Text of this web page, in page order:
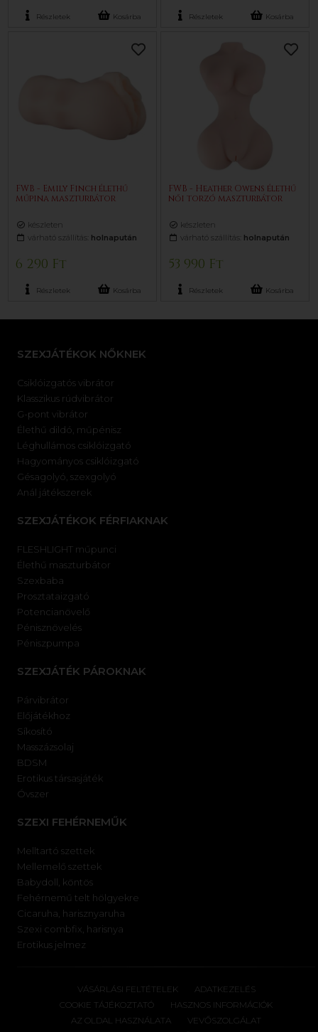
Részletek Kosárba Részletek Kosárba
FWB - Emily Finch élethű
műpina maszturbátor
készleten
várható szállítás: holnapután
6 290 Ft
Részletek Kosárba
FWB - Heather Owens élethű
női torzó maszturbátor
készleten
várható szállítás: holnapután
53 990 Ft
Részletek Kosárba
SZEXJÁTÉKOK NŐKNEK
Csiklóizgatós vibrátor
Klasszikus rúdvibrátor
G-pont vibrátor
Élethű dildó, műpénisz
Léghullámos csiklóizgató
Hagyományos csiklóizgató
Gésagolyó, szexgolyó
Anál játékszerek
SZEXJÁTÉKOK FÉRFIAKNAK
FLESHLIGHT műpunci
Élethű maszturbátor
Szexbaba
Prosztataizgató
Potencianövelő
Pénisznövelés
Péniszpumpa
SZEXJÁTÉK PÁROKNAK
Párvibrátor
Előjátékhoz
Síkosító
Masszázsolaj
BDSM
Erotikus társasjáték
Óvszer
SZEXI FEHÉRNEMŰK
Melltartó szettek
Mellemelő szettek
Babydoll, köntös
Fehérnemű telt hölgyekre
Cicaruha, harisznyaruha
Szexi combfix, harisnya
Erotikus jelmez
VÁSÁRLÁSI FELTÉTELEK
ADATKEZELÉS
COOKIE TÁJÉKOZTATÓ
HASZNOS INFORMÁCIÓK
AZ OLDAL HASZNÁLATA
VEVŐSZOLGÁLAT